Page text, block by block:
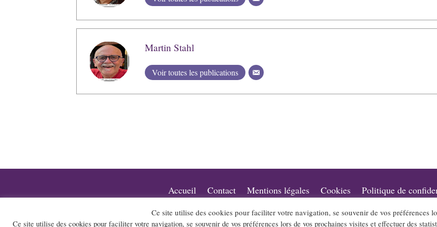
Martin Stahl
Voir toutes les publications
Accueil Contact Mentions légales Cookies Politique de
Le site et la newsletter Jazz-Rhone-Alpes.com sont édités par l’association « Loi 1901 » « Jazz en Rhône-Alpes » qui a
Ce site utilise des cookies pour faciliter votre navigation, se souvenir de vos préférences
Ce site utilise des cookies pour faciliter votre navigation, se souvenir de vos préférences lors de vos prochaines visites et effectuer des